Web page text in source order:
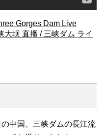
Gorges Dam Live
大坝 直播 / 三峡ダム ライ
中国、三峡ダムの長江流